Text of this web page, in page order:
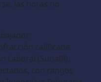
las horas no
calificada
Laboral (Sunafil).
con rangos